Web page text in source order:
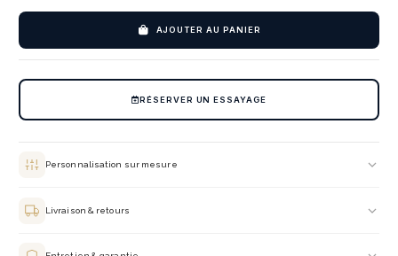
AJOUTER AU PANIER
RÉSERVER UN ESSAYAGE
Personnalisation sur mesure
tissu, de la doublure, des boutons et des finitions — chaque détail est
Livraison & retours